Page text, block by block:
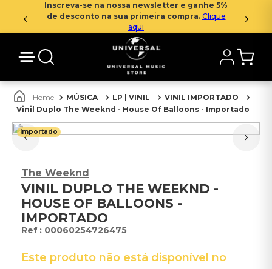
Inscreva-se na nossa newsletter e ganhe 5%
de desconto na sua primeira compra. Clique
aqui
MÚSICA LP | VINIL
VINIL IMPORTADO
Vinil Duplo The Weeknd - House Of Balloons - Importado
Importado
The Weeknd
VINIL DUPLO THE WEEKND -
HOUSE OF BALLOONS -
IMPORTADO
: 00060254726475
Este produto não está disponível no